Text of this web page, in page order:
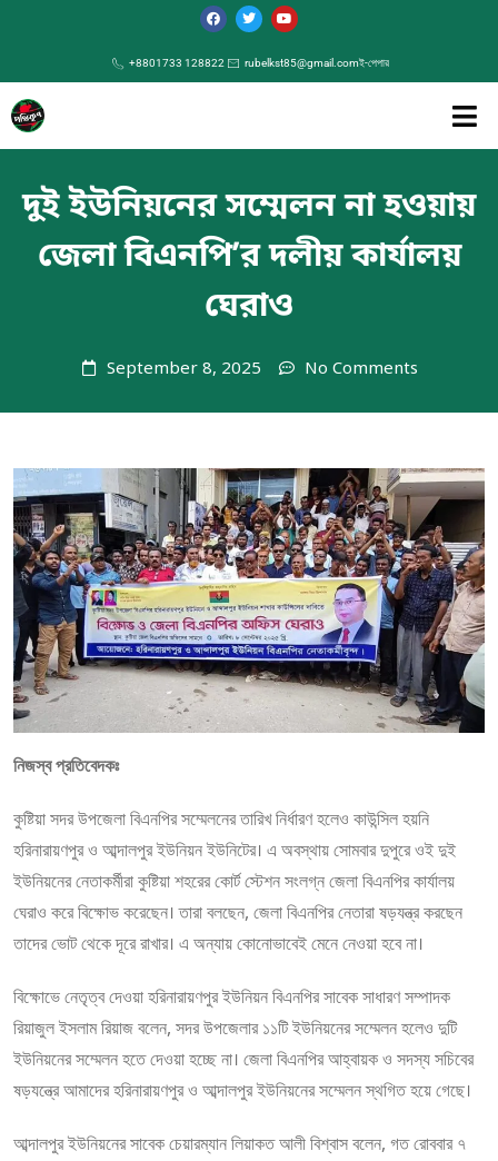
+8801733 128822 rubelkst85@gmail.comই-পেপার
দুই ইউনিয়নের সম্মেলন না হওয়ায়
জেলা বিএনপি’র দলীয় কার্যালয়
ঘেরাও
September 8, 2025 No Comments
নিজস্ব প্রতিবেদকঃ
কুষ্টিয়া সদর উপজেলা বিএনপির সম্মেলনের তারিখ নির্ধারণ হলেও কাউন্সিল হয়নি
হরিনারায়ণপুর ও আব্দালপুর ইউনিয়ন ইউনিটের। এ অবস্থায় সোমবার দুপুরে ওই দুই
ইউনিয়নের নেতাকর্মীরা কুষ্টিয়া শহরের কোর্ট স্টেশন সংলগ্ন জেলা বিএনপির কার্যালয়
ঘেরাও করে বিক্ষোভ করেছেন। তারা বলছেন, জেলা বিএনপির নেতারা ষড়যন্ত্র করছেন
তাদের ভোট থেকে দূরে রাখার। এ অন্যায় কোনোভাবেই মেনে নেওয়া হবে না।
বিক্ষোভে নেতৃত্ব দেওয়া হরিনারায়ণপুর ইউনিয়ন বিএনপির সাবেক সাধারণ সম্পাদক
রিয়াজুল ইসলাম রিয়াজ বলেন, সদর উপজেলার ১১টি ইউনিয়নের সম্মেলন হলেও দুটি
ইউনিয়নের সম্মেলন হতে দেওয়া হচ্ছে না। জেলা বিএনপির আহ্বায়ক ও সদস্য সচিবের
ষড়যন্ত্রে আমাদের হরিনারায়ণপুর ও আব্দালপুর ইউনিয়নের সম্মেলন স্থগিত হয়ে গেছে।
আব্দালপুর ইউনিয়নের সাবেক চেয়ারম্যান লিয়াকত আলী বিশ্বাস বলেন, গত রোববার ৭